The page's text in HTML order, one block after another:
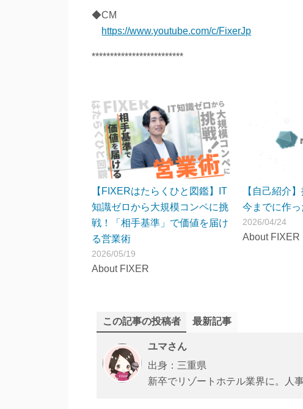
◆CM
https://www.youtube.com/c/FixerJp
*************************
【FIXERはたらくひと図鑑】IT
知識ゼロから大規模コンペに挑
戦！「相手基準」で価値を届け
る営業術
2026/05/19
About FIXER
【自己紹介
今までに作
2026/04/24
About FIXER
この記事の投稿者 最新記事
ユマさん
出身：三重県
新卒でリゾートホテル業界に。人